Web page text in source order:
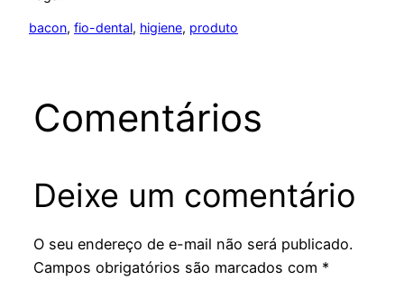
bacon, fio-dental, higiene, produto
Comentários
Deixe um comentário
O seu endereço de e-mail não será publicado.
Campos obrigatórios são marcados com *